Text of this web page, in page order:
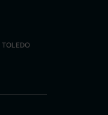
TOLEDO